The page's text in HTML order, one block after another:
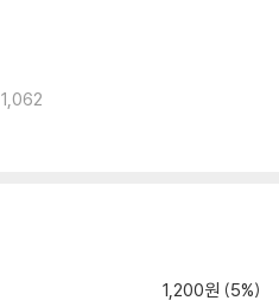
1,062
1,200원 (5%)